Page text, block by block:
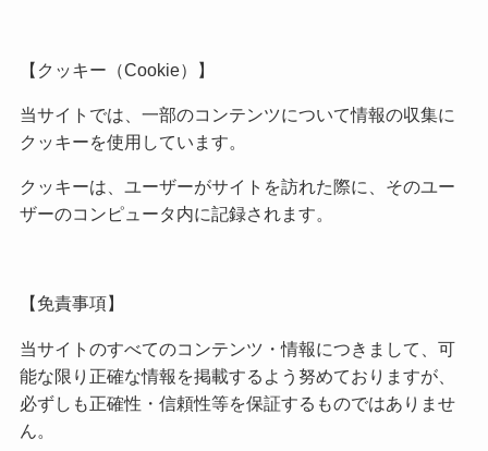
【クッキー（Cookie）】
当サイトでは、一部のコンテンツについて情報の収集に
クッキーを使用しています。
クッキーは、ユーザーがサイトを訪れた際に、そのユー
ザーのコンピュータ内に記録されます。
【免責事項】
当サイトのすべてのコンテンツ・情報につきまして、可
能な限り正確な情報を掲載するよう努めておりますが、
必ずしも正確性・信頼性等を保証するものではありませ
ん。